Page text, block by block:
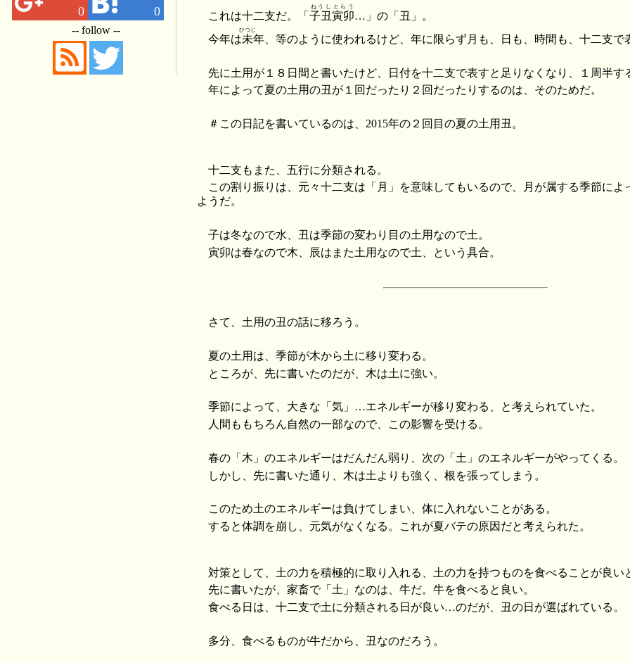
これは十二支だ。「子丑寅卯
ねうしとらう
…」の「丑」。
今年は未
ひつじ
年、等のように使われるけど、年に限らず月も、日も、時間も、十二支で
先に土用が１８日間と書いたけど、日付を十二支で表すと足りなくなり、１周半す
年によって夏の土用の丑が１回だったり２回だったりするのは、そのためだ。
＃この日記を書いているのは、2015年の２回目の夏の土用丑。
十二支もまた、五行に分類される。
この割り振りは、元々十二支は「月」を意味してもいるので、月が属する季節によ
ようだ。
子は冬なので水、丑は季節の変わり目の土用なので土。
寅卯は春なので木、辰はまた土用なので土、という具合。
さて、土用の丑の話に移ろう。
夏の土用は、季節が木から土に移り変わる。
ところが、先に書いたのだが、木は土に強い。
季節によって、大きな「気」…エネルギーが移り変わる、と考えられていた。
人間ももちろん自然の一部なので、この影響を受ける。
春の「木」のエネルギーはだんだん弱り、次の「土」のエネルギーがやってくる。
しかし、先に書いた通り、木は土よりも強く、根を張ってしまう。
このため土のエネルギーは負けてしまい、体に入れないことがある。
すると体調を崩し、元気がなくなる。これが夏バテの原因だと考えられた。
対策として、土の力を積極的に取り入れる、土の力を持つものを食べることが良い
先に書いたが、家畜で「土」なのは、牛だ。牛を食べると良い。
食べる日は、十二支で土に分類される日が良い…のだが、丑の日が選ばれている。
多分、食べるものが牛だから、丑なのだろう。
0 0
-- follow --